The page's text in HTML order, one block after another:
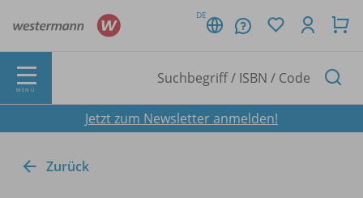
DE
MENÜ
Jetzt zum Newsletter anmelden!
Zurück